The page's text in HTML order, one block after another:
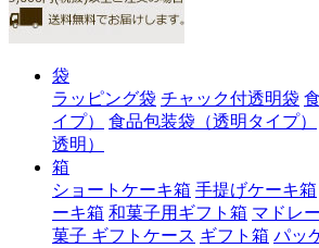
袋
ラッピング袋 チャック付透明袋
イプ）
食品包装袋（透明タイプ）
透明）
箱
ショートケーキ箱 手提げケーキ箱
ーキ箱 和菓子用ギフト箱 マドレ
菓子 ギフトケース ギフト箱 パッ